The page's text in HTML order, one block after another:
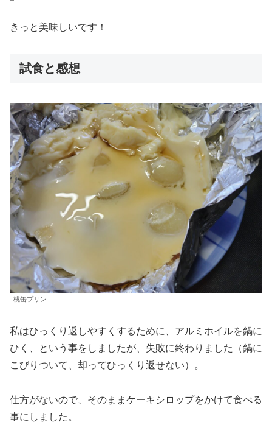
きっと美味しいです！
試食と感想
桃缶プリン
私はひっくり返しやすくするために、アルミホイルを鍋に
ひく、という事をしましたが、失敗に終わりました（鍋に
こびりついて、却ってひっくり返せない）。
仕方がないので、そのままケーキシロップをかけて食べる
事にしました。